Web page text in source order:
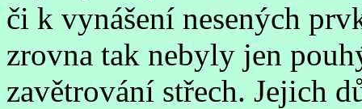
či k vynášení nesených
zrovna tak nebyly jen
zavětrování střech. Jejich